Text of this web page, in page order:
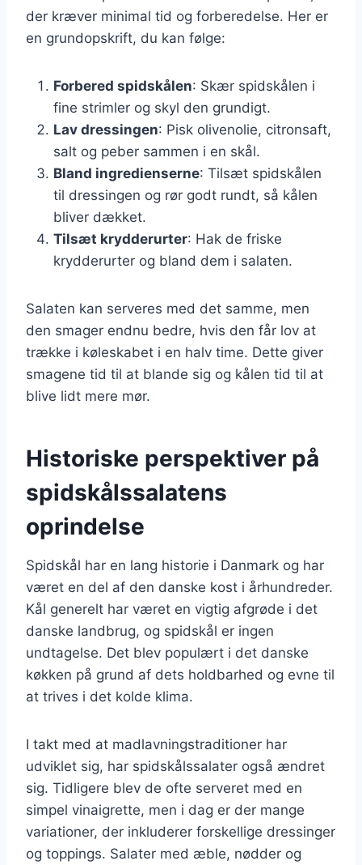
der kræver minimal tid og forberedelse. Her er
en grundopskrift, du kan følge:
Forbered spidskålen: Skær spidskålen i
fine strimler og skyl den grundigt.
Lav dressingen: Pisk olivenolie, citronsaft,
salt og peber sammen i en skål.
Bland ingredienserne: Tilsæt spidskålen
til dressingen og rør godt rundt, så kålen
bliver dækket.
Tilsæt krydderurter: Hak de friske
krydderurter og bland dem i salaten.
Salaten kan serveres med det samme, men
den smager endnu bedre, hvis den får lov at
trække i køleskabet i en halv time. Dette giver
smagene tid til at blande sig og kålen tid til at
blive lidt mere mør.
Historiske perspektiver på
spidskålssalatens
oprindelse
Spidskål har en lang historie i Danmark og har
været en del af den danske kost i århundreder.
Kål generelt har været en vigtig afgrøde i det
danske landbrug, og spidskål er ingen
undtagelse. Det blev populært i det danske
køkken på grund af dets holdbarhed og evne til
at trives i det kolde klima.
I takt med at madlavningstraditioner har
udviklet sig, har spidskålssalater også ændret
sig. Tidligere blev de ofte serveret med en
simpel vinaigrette, men i dag er der mange
variationer, der inkluderer forskellige dressinger
og toppings. Salater med æble, nødder og